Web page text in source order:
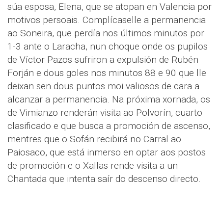
súa esposa, Elena, que se atopan en Valencia por
motivos persoais. Complícaselle a permanencia
ao Soneira, que perdía nos últimos minutos por
1-3 ante o Laracha, nun choque onde os pupilos
de Víctor Pazos sufriron a expulsión de Rubén
Forján e dous goles nos minutos 88 e 90 que lle
deixan sen dous puntos moi valiosos de cara a
alcanzar a permanencia. Na próxima xornada, os
de Vimianzo renderán visita ao Polvorín, cuarto
clasificado e que busca a promoción de ascenso,
mentres que o Sofán recibirá no Carral ao
Paiosaco, que está inmerso en optar aos postos
de promoción e o Xallas rende visita a un
Chantada que intenta saír do descenso directo.